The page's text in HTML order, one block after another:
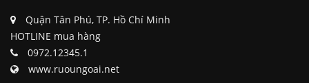
Quận Tân Phú, TP. Hồ Chí Minh
HOTLINE mua hàng
0972.12345.1
www.ruoungoai.net